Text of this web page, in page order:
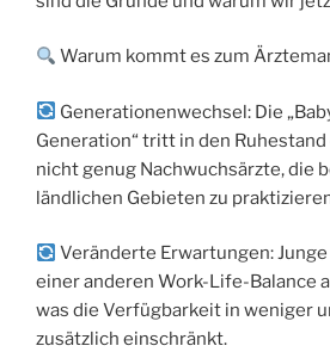
Warum kommt es zum
Generationenwechsel: Die
Generation“ tritt in den
nicht genug Nachwuchsärzte, die
ländlichen Gebieten zu
Veränderte Erwartungen:
einer anderen Work-Life-Balance
was die Verfügbarkeit in weniger
zusätzlich einschränkt.